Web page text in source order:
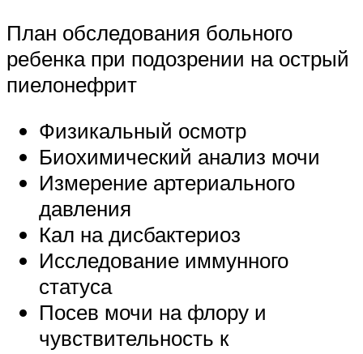
План обследования больного
ребенка при подозрении на острый
пиелонефрит
Физикальный осмотр
Биохимический анализ мочи
Измерение артериального
давления
Кал на дисбактериоз
Исследование иммунного
статуса
Посев мочи на флору и
чувствительность к